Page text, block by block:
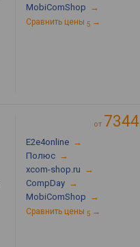
MobiComShop →
Сравнить цены 5 →
от 7344
E2e4online →
Полюс →
xcom-shop.ru →
CompDay →
MobiComShop →
Сравнить цены 5 →